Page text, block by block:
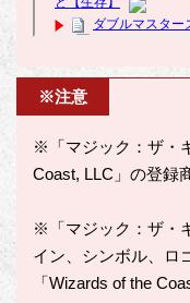
※注意
※「マジック：ザ・
Coast, LLC」の登録
※「マジック：ザ・
イン、シンボル、ロ
「Wizards of the